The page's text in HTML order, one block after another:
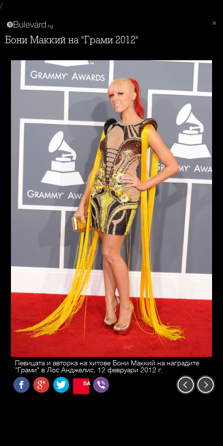
/
Бони Маккий на "Грами 2012"
Певицата и авторка на хитове Бони Маккий на наградите
"Грами" в Лос Анджелис, 12 февруари 2012 г.
SAVE